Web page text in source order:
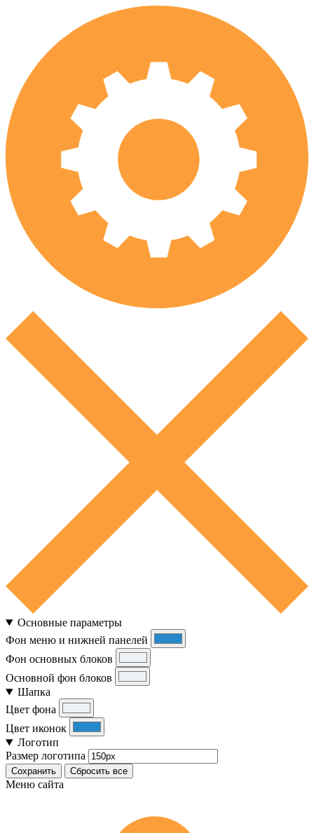
Основные параметры
Фон меню и нижней панелей
Фон основных блоков
Основной фон блоков
Шапка
Цвет фона
Цвет иконок
Логотип
Размер логотипа
Сохранить Сбросить все
Меню сайта